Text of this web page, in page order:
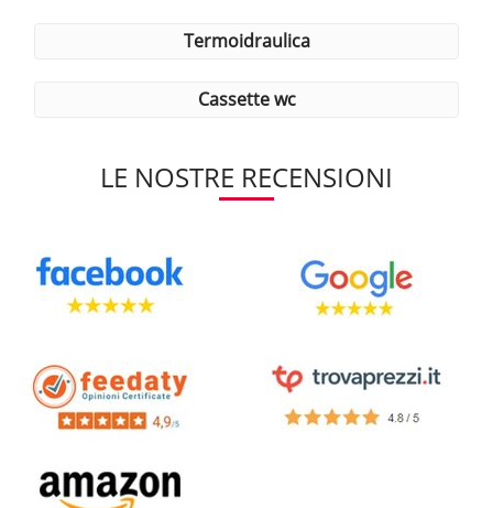
termoidraulica
cassette wc
LE NOSTRE RECENSIONI